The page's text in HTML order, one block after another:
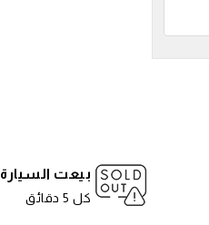
بيعت السيارة
كل 5 دقائق